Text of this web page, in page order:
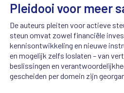
Pleidooi voor meer
De auteurs pleiten voor actieve
steun omvat zowel financiële
kennisontwikkeling en nieuwe
en mogelijk zelfs loslaten – van
beslissingen en
gescheiden per domein zijn